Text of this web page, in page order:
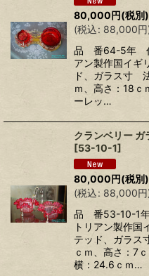
80,000円(税別)
(税込: 88,000円
品 番64-5年
アン製作国イギ
ド、ガラス寸
ｍ、高さ：18ｃ
ーレッ…
クランベリー
[53-10-1]
80,000円(税別)
(税込: 88,000円
品 番53-10-1
トリアン製作
テッド、ガラ
ｃｍ、高さ：7
横：24.6ｃｍ…